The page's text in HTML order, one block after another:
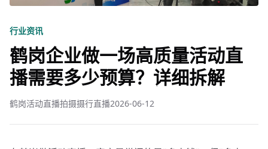
行业资讯
鹤岗企业做一场高质量活动直
播需要多少预算？详细拆解
鹤岗活动直播拍摄摄行直播2026-06-12